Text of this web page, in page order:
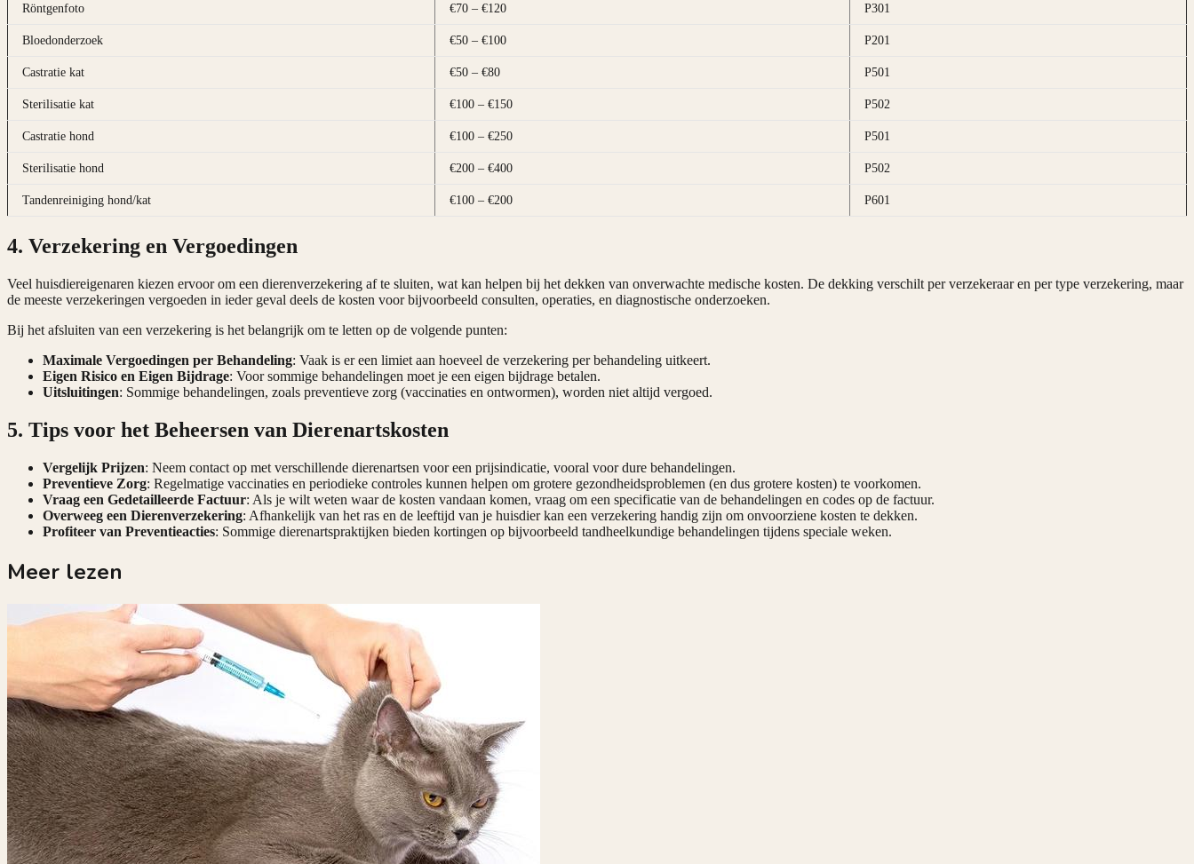
Röntgenfoto €70 – €120 P301
Bloedonderzoek €50 – €100 P201
Castratie kat €50 – €80 P501
Sterilisatie kat €100 – €150 P502
Castratie hond €100 – €250 P501
Sterilisatie hond €200 – €400 P502
Tandenreiniging hond/kat €100 – €200 P601
4. Verzekering en Vergoedingen
Veel huisdiereigenaren kiezen ervoor om een dierenverzekering af te sluiten, wat kan helpen bij het dekken van onverwachte medische kosten. De dekking verschilt per verzekeraar en per type verzekering, maar
de meeste verzekeringen vergoeden in ieder geval deels de kosten voor bijvoorbeeld consulten, operaties, en diagnostische onderzoeken.
Bij het afsluiten van een verzekering is het belangrijk om te letten op de volgende punten:
Maximale Vergoedingen per Behandeling: Vaak is er een limiet aan hoeveel de verzekering per behandeling uitkeert.
Eigen Risico en Eigen Bijdrage: Voor sommige behandelingen moet je een eigen bijdrage betalen.
Uitsluitingen: Sommige behandelingen, zoals preventieve zorg (vaccinaties en ontwormen), worden niet altijd vergoed.
5. Tips voor het Beheersen van Dierenartskosten
Vergelijk Prijzen: Neem contact op met verschillende dierenartsen voor een prijsindicatie, vooral voor dure behandelingen.
Preventieve Zorg: Regelmatige vaccinaties en periodieke controles kunnen helpen om grotere gezondheidsproblemen (en dus grotere kosten) te voorkomen.
Vraag een Gedetailleerde Factuur: Als je wilt weten waar de kosten vandaan komen, vraag om een specificatie van de behandelingen en codes op de factuur.
Overweeg een Dierenverzekering: Afhankelijk van het ras en de leeftijd van je huisdier kan een verzekering handig zijn om onvoorziene kosten te dekken.
Profiteer van Preventieacties: Sommige dierenartspraktijken bieden kortingen op bijvoorbeeld tandheelkundige behandelingen tijdens speciale weken.
Meer lezen